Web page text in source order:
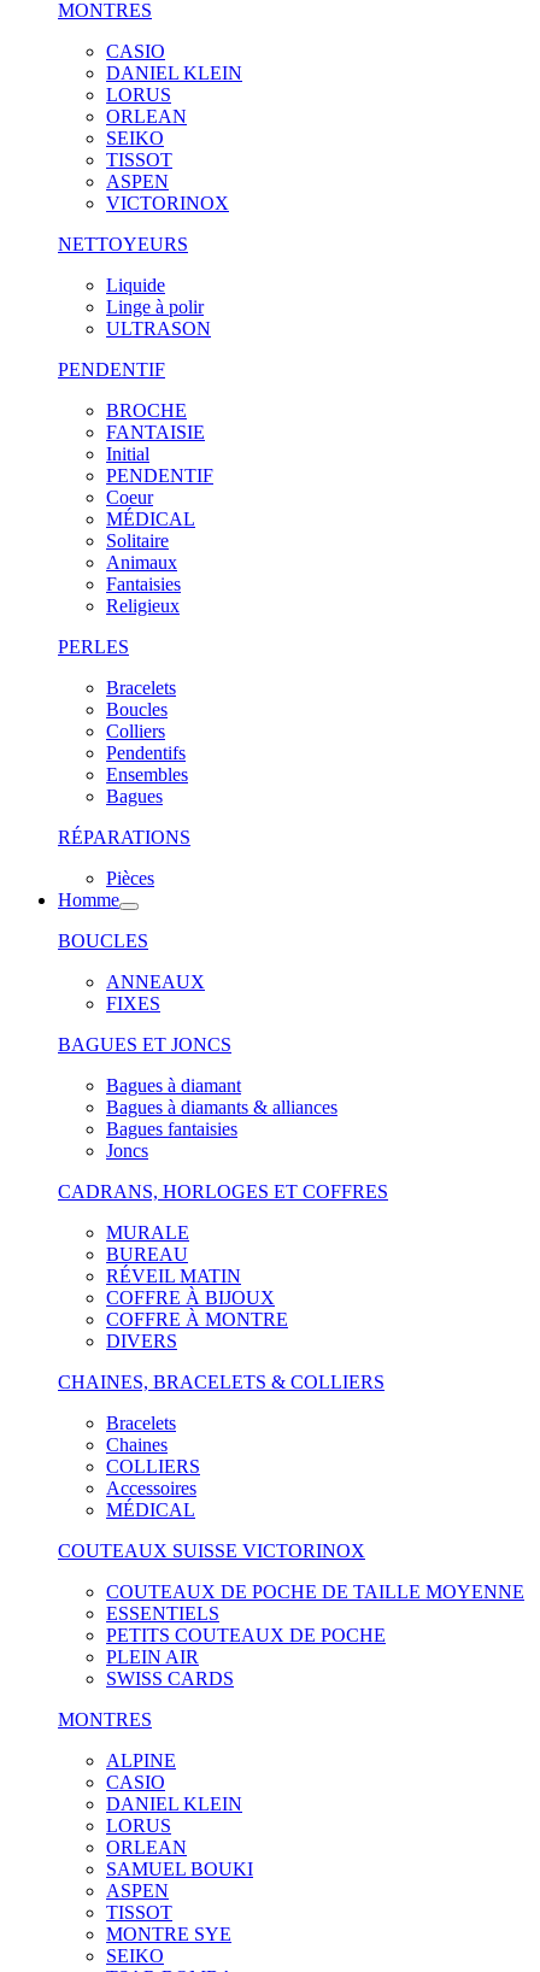
MONTRES
CASIO
DANIEL KLEIN
LORUS
ORLEAN
SEIKO
TISSOT
ASPEN
VICTORINOX
NETTOYEURS
Liquide
Linge à polir
ULTRASON
PENDENTIF
BROCHE
FANTAISIE
Initial
PENDENTIF
Coeur
MÉDICAL
Solitaire
Animaux
Fantaisies
Religieux
PERLES
Bracelets
Boucles
Colliers
Pendentifs
Ensembles
Bagues
RÉPARATIONS
Pièces
Homme
BOUCLES
ANNEAUX
FIXES
BAGUES ET JONCS
Bagues à diamant
Bagues à diamants & alliances
Bagues fantaisies
Joncs
CADRANS, HORLOGES ET COFFRES
MURALE
BUREAU
RÉVEIL MATIN
COFFRE À BIJOUX
COFFRE À MONTRE
DIVERS
CHAINES, BRACELETS & COLLIERS
Bracelets
Chaines
COLLIERS
Accessoires
MÉDICAL
COUTEAUX SUISSE VICTORINOX
COUTEAUX DE POCHE DE TAILLE MOYENNE
ESSENTIELS
PETITS COUTEAUX DE POCHE
PLEIN AIR
SWISS CARDS
MONTRES
ALPINE
CASIO
DANIEL KLEIN
LORUS
ORLEAN
SAMUEL BOUKI
ASPEN
TISSOT
MONTRE SYE
SEIKO